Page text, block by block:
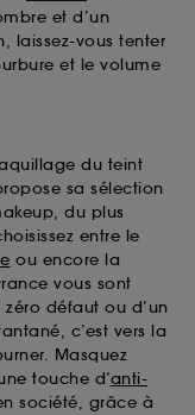
et d’un
laissez-vous tenter
et le volume
du teint
sa sélection
du plus
entre le
ou encore la
vous sont
défaut ou d’un
c’est vers la
Masquez
touche d’anti-
société, grâce à